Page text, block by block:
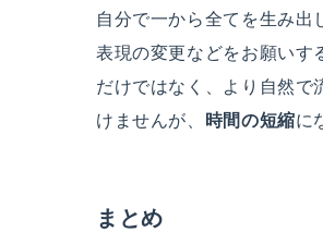
自分で一から全てを生み
表現の変更などをお願いす
だけではなく、より自然で
けませんが、
時間の短縮に
まとめ